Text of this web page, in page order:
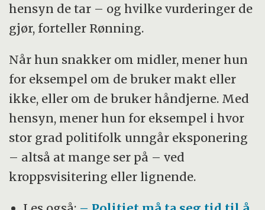
hensyn de tar – og hvilke vurderinger de
gjør, forteller Rønning.
Når hun snakker om midler, mener hun
for eksempel om de bruker makt eller
ikke, eller om de bruker håndjerne. Med
hensyn, mener hun for eksempel i hvor
stor grad politifolk unngår eksponering
– altså at mange ser på – ved
kroppsvisitering eller lignende.